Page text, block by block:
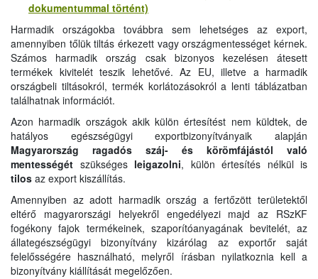
dokumentummal történt)
Harmadik országokba továbbra sem lehetséges az export,
amennyiben tőlük tiltás érkezett vagy országmentességet kérnek.
Számos harmadik ország csak bizonyos kezelésen átesett
termékek kivitelét teszik lehetővé. Az EU, illetve a harmadik
országbeli tiltásokról, termék korlátozásokról a lenti táblázatban
találhatnak információt.
Azon harmadik országok akik külön értesítést nem küldtek, de
hatályos egészségügyi exportbizonyítványaik alapján
Magyarország ragadós száj- és körömfájástól való
mentességét szükségesleigazolni, külön értesítés nélkül is
tilos az export kiszállítás.
Amennyiben az adott harmadik ország a fertőzött területektől
eltérő magyarországi helyekről engedélyezi majd az RSzKF
fogékony fajok termékeinek, szaporítóanyagának bevitelét, az
állategészségügyi bizonyítvány kizárólag az exportőr saját
felelősségére használható, melyről írásban nyilatkoznia kell a
bizonyítvány kiállítását megelőzően.